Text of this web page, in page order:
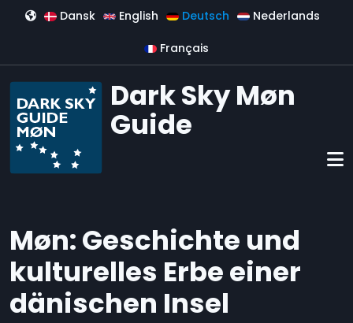
Direkt zum Inhalt
Dansk English Deutsch Nederlands
Français
Dark Sky Møn
Guide
Møn: Geschichte und
kulturelles Erbe einer
dänischen Insel